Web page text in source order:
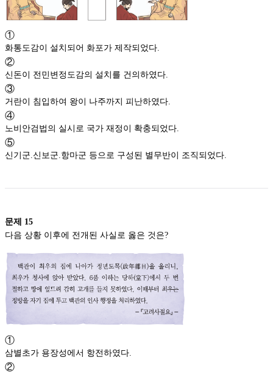
①
화통도감이 설치되어 화포가 제작되었다.
②
신돈이 전민변정도감의 설치를 건의하였다.
③
거란이 침입하여 왕이 나주까지 피난하였다.
④
노비안검법의 실시로 국가 재정이 확충되었다.
⑤
신기군.신보군.항마군 등으로 구성된 별무반이 조직되었다.
문제 15
다음 상황 이후에 전개된 사실로 옳은 것은?
①
삼별초가 용장성에서 항전하였다.
②